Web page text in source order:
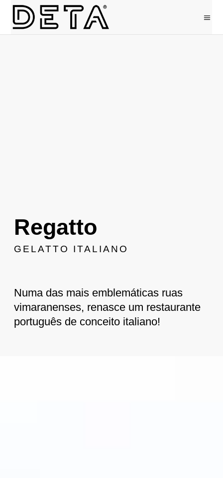
Regatto
GELATTO ITALIANO
Numa das mais emblemáticas ruas
vimaranenses, renasce um restaurante
português de conceito italiano!